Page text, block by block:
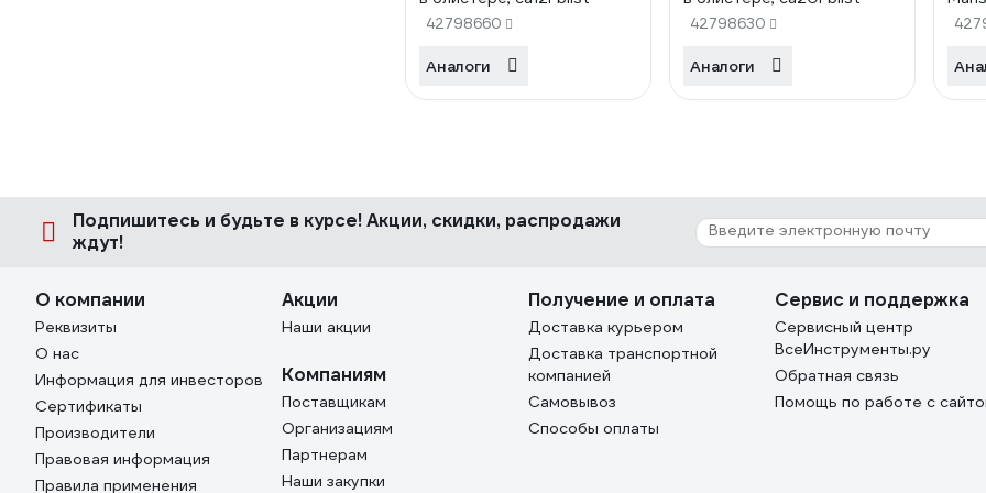
42798660
Аналоги
42798630
Аналоги
Подпишитесь и будьте в курсе! Акции, скидки, распродажи
ждут!
О компании
Реквизиты
О нас
Информация для инвесторов
Сертификаты
Производители
Правовая информация
Правила применения
Акции
Наши акции
Компаниям
Поставщикам
Организациям
Партнерам
Наши закупки
Получение и оплата
Доставка курьером
Доставка транспортной
компанией
Самовывоз
Способы оплаты
Сервис и поддержка
Сервисный центр
ВсеИнструменты.ру
Обратная связь
Помощь по работе с